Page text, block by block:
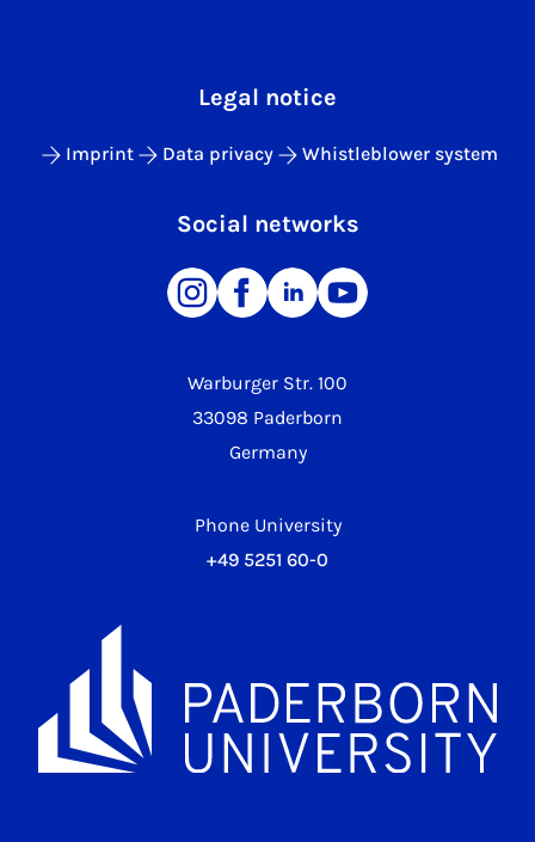
Warburger Str. 100
33098 Paderborn
Germany
Phone University
+49 5251 60-0
Legal notice
Imprint Data privacy Whistleblower system
Social networks